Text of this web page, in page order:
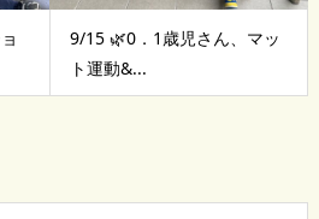
9/15 🌿0．1歳児さん、マッ
ト運動&...